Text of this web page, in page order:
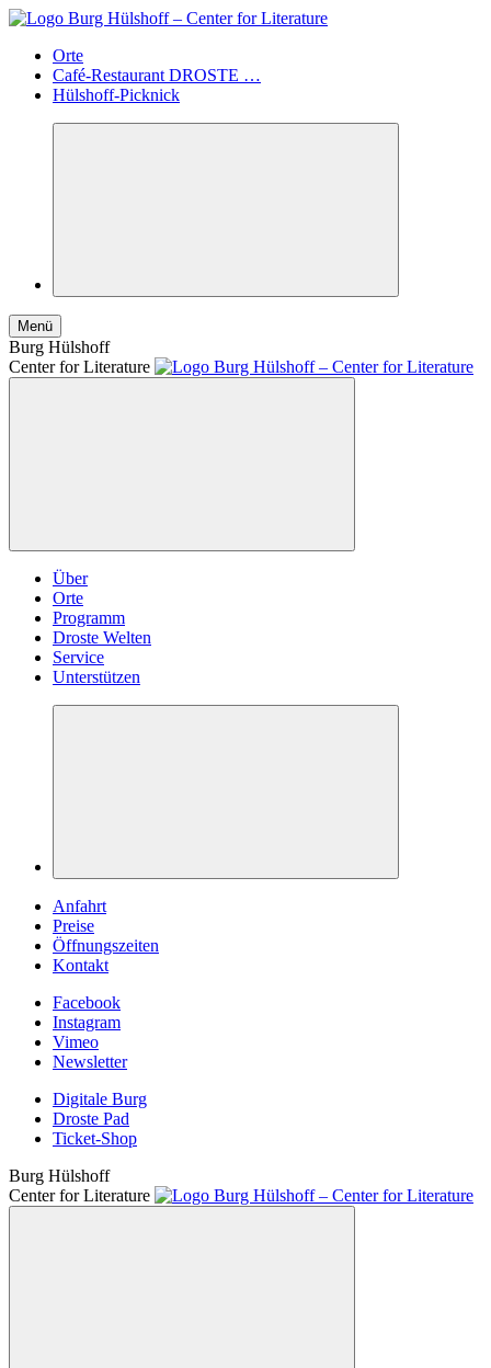
Orte
Café-Restaurant DROSTE …
Hülshoff-Picknick
Menü
Burg Hülshoff
Center for Literature
Über
Orte
Programm
Droste Welten
Service
Unterstützen
Anfahrt
Preise
Öffnungszeiten
Kontakt
Facebook
Instagram
Vimeo
Newsletter
Digitale Burg
Droste Pad
Ticket-Shop
Burg Hülshoff
Center for Literature